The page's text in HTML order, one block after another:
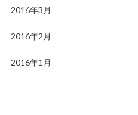
2016年3月
2016年2月
2016年1月